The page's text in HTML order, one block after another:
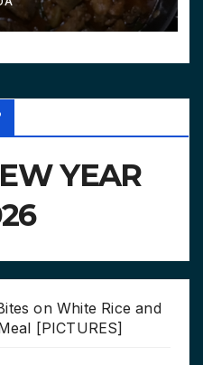
YEAR
on White Rice and
[PICTURES]